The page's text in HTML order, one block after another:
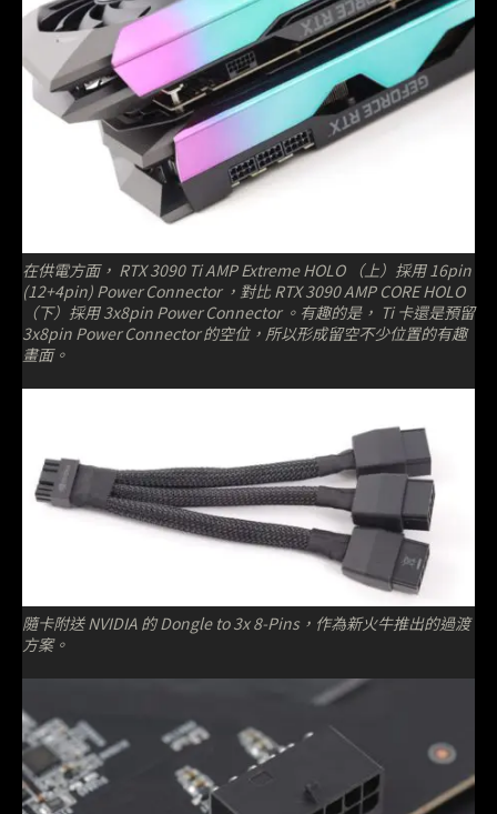
在供電方面， RTX 3090 Ti AMP Extreme HOLO （上）採用 16pin
(12+4pin) Power Connector ，對比 RTX 3090 AMP CORE HOLO
（下）採用 3x8pin Power Connector 。有趣的是， Ti 卡還是預留
3x8pin Power Connector 的空位，所以形成留空不少位置的有趣
畫面。
隨卡附送 NVIDIA 的 Dongle to 3x 8-Pins，作為新火牛推出的過渡
方案。